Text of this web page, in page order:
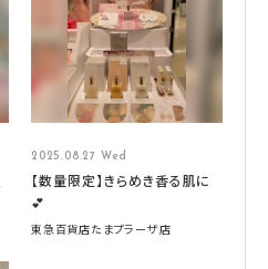
2025.08.27 Wed
【数量限定】きらめき香る肌に
💕
東急百貨店たまプラーザ店